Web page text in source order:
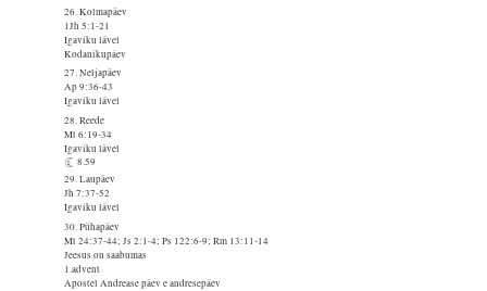
26. Kolmapäev
1Jh 5:1-21
Igaviku lävel
Kodanikupäev
27. Neljapäev
Ap 9:36-43
Igaviku lävel
28. Reede
Mt 6:19-34
Igaviku lävel
8.59
29. Laupäev
Jh 7:37-52
Igaviku lävel
30. Pühapäev
Mt 24:37-44; Js 2:1-4; Ps 122:6-9; Rm 13:11-14
Jeesus on saabumas
1.advent
Apostel Andrease päev e andresepäev